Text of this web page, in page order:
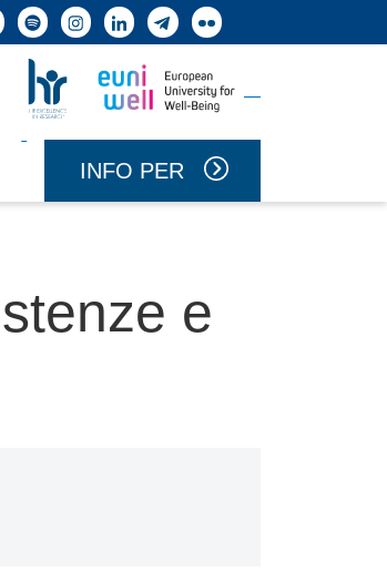
SpotifyInstagram
LinkedInTelegram
Flickr
INFO PER
e